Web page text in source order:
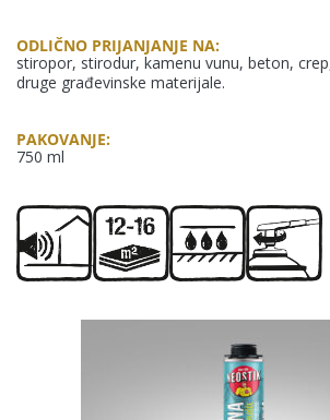
ODLIČNO PRIJANJANJE NA:
stiropor, stirodur, kamenu vunu, beton,
druge građevinske materijale.
PAKOVANJE:
750 ml
Mekinje, Molkova pot 16
1241 Kamnik